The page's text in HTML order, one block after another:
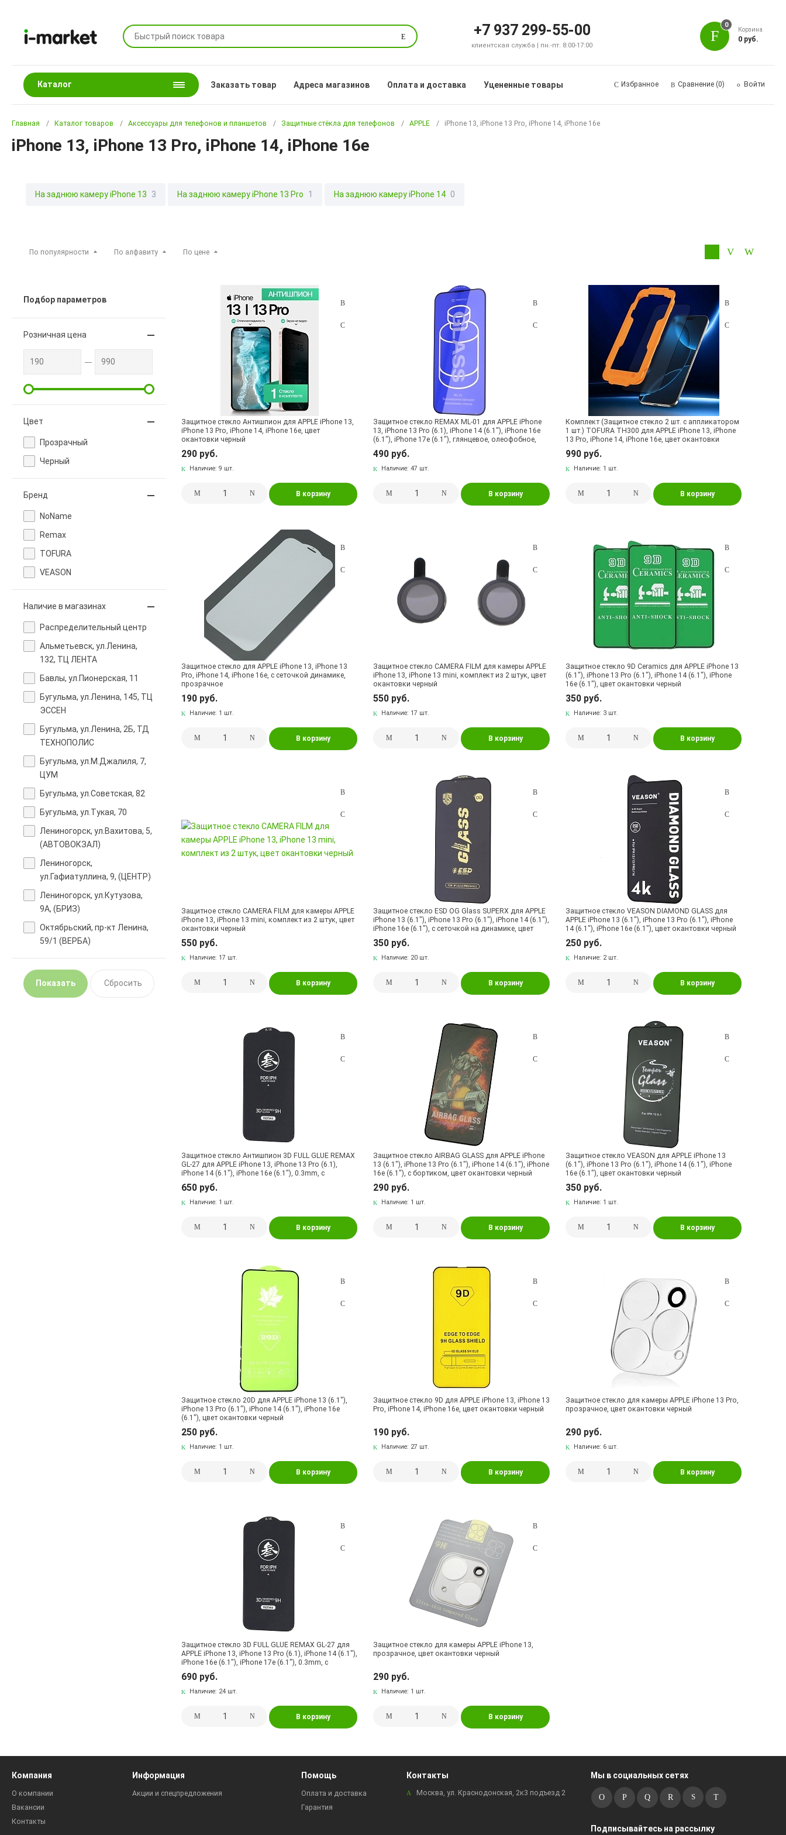
Поиск +7 937 299-55-00
клиентская служба | пн.-пт. 8:00-17:00
0
Корзина
0 руб.
Каталог Заказать товар Адреса магазинов Оплата и доставка Уцененные товары Избранное Сравнение (0) Войти
Главная Каталог товаров Аксессуары для телефонов и планшетов Защитные стёкла для телефонов APPLE iPhone 13, iPhone 13 Pro, iPhone 14, iPhone 16e
iPhone 13, iPhone 13 Pro, iPhone 14, iPhone 16e
На заднюю камеру iPhone 13 3 На заднюю камеру iPhone 13 Pro 1 На заднюю камеру iPhone 14 0
По популярности По алфавиту По цене
Подбор параметров
Розничная цена
Цвет
Прозрачный
Черный
Бренд
NoName
Remax
TOFURA
VEASON
Наличие в магазинах
Pаспределительный центр
Альметьевск, ул.Ленина,
132, ТЦ ЛЕНТА
Бавлы, ул.Пионерская, 11
Бугульма, ул.Ленина, 145, ТЦ
ЭССЕН
Бугульма, ул.Ленина, 2Б, ТД
ТЕХНОПОЛИС
Бугульма, ул.М.Джалиля, 7,
ЦУМ
Бугульма, ул.Советская, 82
Бугульма, ул.Тукая, 70
Лениногорск, ул.Вахитова, 5,
(АВТОВОКЗАЛ)
Лениногорск,
ул.Гафиатуллина, 9, (ЦЕНТР)
Лениногорск, ул.Кутузова,
9А, (БРИЗ)
Октябрьский, пр-кт Ленина,
59/1 (ВЕРБА)
Защитное стекло Антишпион для APPLE iPhone 13,
iPhone 13 Pro, iPhone 14, iPhone 16e, цвет
окантовки черный
290 руб.
Наличие:9 шт.
В корзину
Защитное стекло REMAX ML-01 для APPLE iPhone
13, iPhone 13 Pro (6.1), iPhone 14 (6.1"), iPhone 16e
(6.1"), iPhone 17e (6.1"), глянцевое, олеофобное,
медицинское стекло, цвет окантовки черный
490 руб.
Наличие:47 шт.
В корзину
Комплект (Защитное стекло 2 шт. с аппликатором
1 шт.) TOFURA TH300 для APPLE iPhone 13, iPhone
13 Pro, iPhone 14, iPhone 16e, цвет окантовки
черный
990 руб.
Наличие: 1 шт.
В корзину
Защитное стекло для APPLE iPhone 13, iPhone 13
Pro, iPhone 14, iPhone 16e, с сеточкой динамике,
прозрачное
190 руб.
Наличие: 1 шт.
В корзину
Защитное стекло CAMERA FILM для камеры APPLE
iPhone 13, iPhone 13 mini, комплект из 2 штук, цвет
окантовки черный
550 руб.
Наличие: 17 шт.
В корзину
Защитное стекло 9D Ceramics для APPLE iPhone 13
(6.1"), iPhone 13 Pro (6.1"), iPhone 14 (6.1"), iPhone
16e (6.1"), цвет окантовки черный
350 руб.
Наличие: 3 шт.
В корзину
Защитное стекло CAMERA FILM для камеры APPLE
iPhone 13, iPhone 13 mini, комплект из 2 штук, цвет
окантовки черный
550 руб.
Наличие: 17 шт.
В корзину
Защитное стекло ESD OG Glass SUPERX для APPLE
iPhone 13 (6.1"), iPhone 13 Pro (6.1"), iPhone 14 (6.1"),
iPhone 16e (6.1"), с сеточкой на динамике, цвет
окантовки черный
350 руб.
Наличие: 20 шт.
В корзину
Защитное стекло VEASON DIAMOND GLASS для
APPLE iPhone 13 (6.1"), iPhone 13 Pro (6.1"), iPhone
14 (6.1"), iPhone 16e (6.1"), цвет окантовки черный
250 руб.
Наличие: 2 шт.
В корзину
Защитное стекло Антишпион 3D FULL GLUE REMAX
GL-27 для APPLE iPhone 13, iPhone 13 Pro (6.1),
iPhone 14 (6.1"), iPhone 16e (6.1"), 0.3mm, с
сеточкой на динамике, цвет окантовки черный
650 руб.
Наличие: 1 шт.
В корзину
Защитное стекло AIRBAG GLASS для APPLE iPhone
13 (6.1"), iPhone 13 Pro (6.1"), iPhone 14 (6.1"), iPhone
16e (6.1"), с бортиком, цвет окантовки черный
290 руб.
Наличие: 1 шт.
В корзину
Защитное стекло VEASON для APPLE iPhone 13
(6.1"), iPhone 13 Pro (6.1"), iPhone 14 (6.1"), iPhone
16e (6.1"), цвет окантовки черный
350 руб.
Наличие: 1 шт.
В корзину
Защитное стекло 20D для APPLE iPhone 13 (6.1"),
iPhone 13 Pro (6.1"), iPhone 14 (6.1"), iPhone 16e
(6.1"), цвет окантовки черный
250 руб.
Наличие: 1 шт.
В корзину
Защитное стекло 9D для APPLE iPhone 13, iPhone 13
Pro, iPhone 14, iPhone 16e, цвет окантовки черный
190 руб.
Наличие: 27 шт.
В корзину
Защитное стекло для камеры APPLE iPhone 13 Pro,
прозрачное, цвет окантовки черный
290 руб.
Наличие: 6 шт.
В корзину
Защитное стекло 3D FULL GLUE REMAX GL-27 для
APPLE iPhone 13, iPhone 13 Pro (6.1), iPhone 14 (6.1"),
iPhone 16e (6.1"), iPhone 17e (6.1"), 0.3mm, с
сеточкой на динамике, цвет окантовки черный
690 руб.
Наличие: 24 шт.
В корзину
Защитное стекло для камеры APPLE iPhone 13,
прозрачное, цвет окантовки черный
290 руб.
Наличие: 1 шт.
В корзину
Компания
О компании
Вакансии
Контакты
Информация
Акции и спецпредложения
Помощь
Оплата и доставка
Гарантия
Контакты
Москва, ул. Краснодонская, 2к3 подъезд 2
Мы в социальных сетях
Подписывайтесь на рассылку